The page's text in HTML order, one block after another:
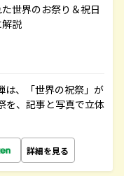
世界のお祭り＆祝日
説
は、「世界の祝祭」が
を、記事と写真で立体
詳細を見る